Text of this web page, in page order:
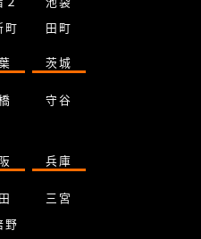
町 田町
茨城
守谷
兵庫
三宮
野